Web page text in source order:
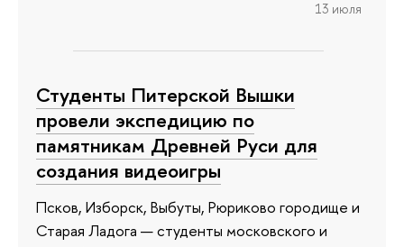
13 июля
Студенты Питерской Вышки
провели экспедицию по
памятникам Древней Руси для
создания видеоигры
Псков, Изборск, Выбуты, Рюриково городище и
Старая Ладога — студенты московского и